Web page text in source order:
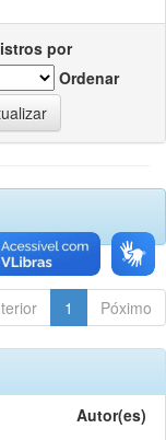
por
Ordenar
1 Póximo
Autor(es)